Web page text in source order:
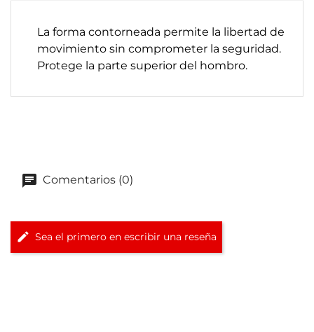
La forma contorneada permite la libertad de
movimiento sin comprometer la seguridad.
Protege la parte superior del hombro.
Comentarios (0)
Sea el primero en escribir una reseña